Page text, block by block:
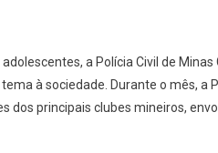
a Polícia Civil de Minas
à sociedade. Durante o mês, a
dos principais clubes mineiros,